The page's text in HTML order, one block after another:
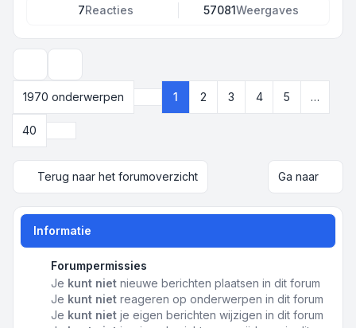
7Reacties 57081Weergaves
1970 onderwerpen
Pagina van
1 2 3 4 5 …
40
Terug naar het forumoverzicht Ga naar
Informatie
Forumpermissies
Je kunt nietnieuwe berichten plaatsen in dit forum
Je kunt nietreageren op onderwerpen in dit forum
Je kunt nietje eigen berichten wijzigen in dit forum